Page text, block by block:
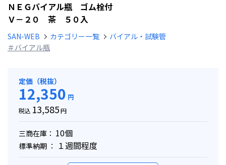
ＮＥＧバイアル瓶 ゴム栓付
Ｖ－２０ 茶 ５０入
SAN-WEB カテゴリー一覧
バイアル・試験管
＃バイアル瓶
定価（税抜）
12,350 円
税込 13,585円
三商在庫： 10個
標準納期 ： １週間程度